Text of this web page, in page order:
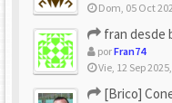
Dom, 05 Oct
fran desde
porFran74
Vie, 12 Sep
[Brico]